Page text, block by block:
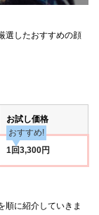
選したおすすめの顔
お試し価格
おすすめ!
1回3,300円
順に紹介していきま